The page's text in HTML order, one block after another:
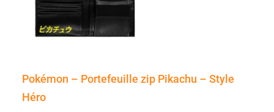
Pokémon – Portefeuille zip Pikachu – Style
Héro